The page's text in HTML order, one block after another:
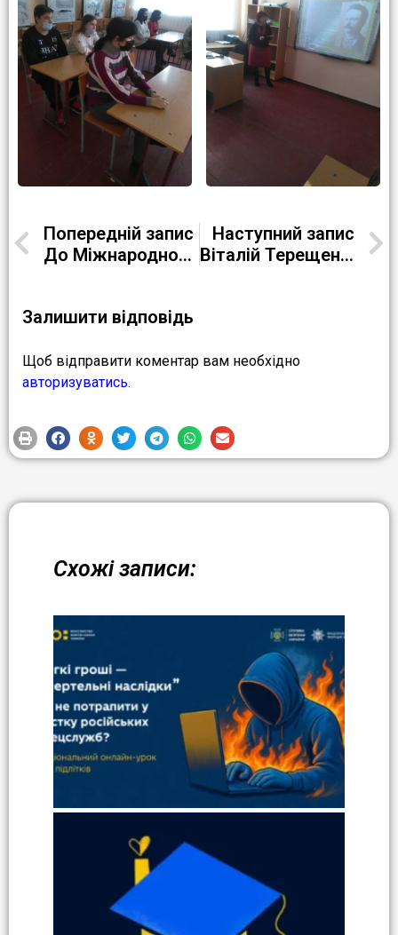
Попередній запис
До Міжнародного дня людей з інвалідністю
Наступний запис
Віталій Терещенко – «Для мами»
Залишити відповідь
Щоб відправити коментар вам необхідно
авторизуватись.
Схожі записи: